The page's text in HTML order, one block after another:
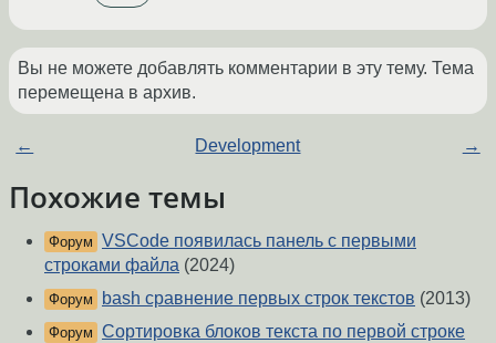
Вы не можете добавлять комментарии в эту тему. Тема
перемещена в архив.
← Development →
Похожие темы
Форум VSCode появилась панель с первыми
строками файла (2024)
Форум bash сравнение первых строк текстов (2013)
Форум Сортировка блоков текста по первой строке